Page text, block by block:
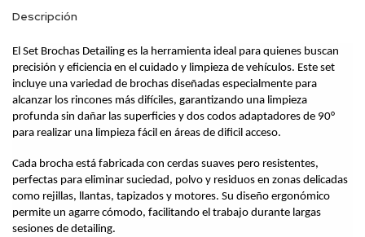
Descripción
El Set Brochas Detailing es la herramienta ideal para quienes buscan
precisión y eficiencia en el cuidado y limpieza de vehículos. Este set
incluye una variedad de brochas diseñadas especialmente para
alcanzar los rincones más difíciles, garantizando una limpieza
profunda sin dañar las superficies y dos codos adaptadores de 90°
para realizar una limpieza fácil en áreas de dificil acceso.
Cada brocha está fabricada con cerdas suaves pero resistentes,
perfectas para eliminar suciedad, polvo y residuos en zonas delicadas
como rejillas, llantas, tapizados y motores. Su diseño ergonómico
permite un agarre cómodo, facilitando el trabajo durante largas
sesiones de detailing.